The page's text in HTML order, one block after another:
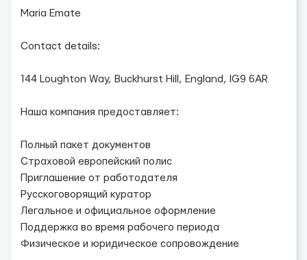
Maria Emate
Contact details:
144 Loughton Way, Buckhurst Hill, England, IG9 6AR
Наша компания предоставляет:
Полный пакет документов
Страховой европейский полис
Приглашение от работодателя
Русскоговорящий куратор
Легальное и официальное оформление
Поддержка во время рабочего периода
Физическое и юридическое сопровождение